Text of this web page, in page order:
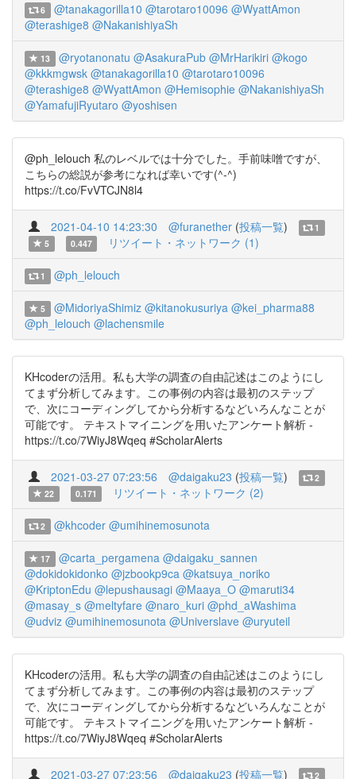
6 @tanakagorilla10 @tarotaro10096 @WyattAmon
@terashige8 @NakanishiyaSh
13 @ryotanonatu @AsakuraPub @MrHarikiri @kogo
@kkkmgwsk @tanakagorilla10 @tarotaro10096
@terashige8 @WyattAmon @Hemisophie @NakanishiyaSh
@YamafujiRyutaro @yoshisen
@ph_lelouch 私のレベルでは十分でした。手前味噌ですが、
こちらの総説が参考になれば幸いです(^-^)
https://t.co/FvVTCJN8l4
2021-04-10 14:23:30 @furanether (投稿一覧)
1
5
0.447 リツイート・ネットワーク (1)
1 @ph_lelouch
5 @MidoriyaShimiz @kitanokusuriya @kei_pharma88
@ph_lelouch @lachensmile
KHcoderの活用。私も大学の調査の自由記述はこのようにし
てまず分析してみます。この事例の内容は最初のステップ
で、次にコーディングしてから分析するなどいろんなことが
可能です。 テキストマイニングを用いたアンケート解析 -
https://t.co/7WiyJ8Wqeq #ScholarAlerts
2021-03-27 07:23:56 @daigaku23 (投稿一覧)
2
22
0.171 リツイート・ネットワーク (2)
2 @khcoder @umihinemosunota
17 @carta_pergamena @daigaku_sannen
@dokidokidonko @jzbookp9ca @katsuya_noriko
@KriptonEdu @lepushausagi @Maaya_O @maruti34
@masay_s @meltyfare @naro_kuri @phd_aWashima
@udviz @umihinemosunota @Universlave @uryuteil
KHcoderの活用。私も大学の調査の自由記述はこのようにし
てまず分析してみます。この事例の内容は最初のステップ
で、次にコーディングしてから分析するなどいろんなことが
可能です。 テキストマイニングを用いたアンケート解析 -
https://t.co/7WiyJ8Wqeq #ScholarAlerts
2021-03-27 07:23:56 @daigaku23 (投稿一覧) 2